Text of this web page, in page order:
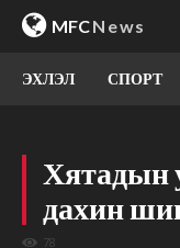
MFCNews
ЭХЛЭЛ СПОРТ
Хятадын
дахин
78